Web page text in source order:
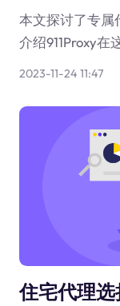
本文探讨了专属
介绍911Proxy在
2023-11-24 11:47
住宅代理